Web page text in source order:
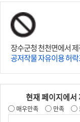
장수군청 천천면에서
공저작물 자유이용 허
현재 페이지에서
매우만족 만족